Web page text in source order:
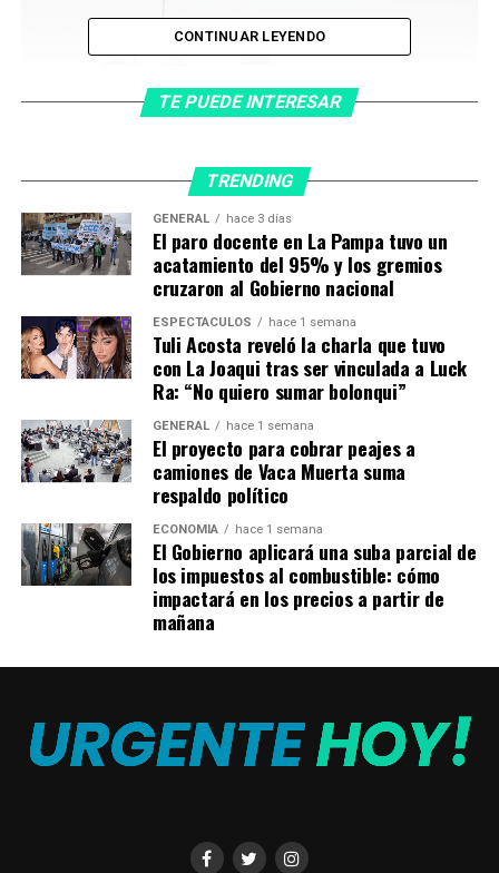
El teniente general Mohamed Hamdan Dagalo, jefe del
consejo militar y las Fuerzas de Apoyo Rápido (RSF), un
grupo paramilitar (REUTERS/Umit Bektas/Archivo)
Reunidos enJapón, los ministros de Relaciones
Exteriores del G7 urgieron en su declaración final
“detener inmediatamente la violencia (…) y devolver el
poder civil a Sudán”.
Su llamado se suma a las de laONU y Estados
por terminar con las hostilidades, pero los
combates continúan con hombres en uniforme de faena
y a veces con turbante continúan sembrando el terror
en Sudán.
El secretario de Estado estadounidense
CONTINUAR LEYENDO
TE PUEDE INTERESAR
TRENDING
GENERAL hace 3 días
El paro docente en La Pampa tuvo un
acatamiento del 95% y los gremios
cruzaron al Gobierno nacional
ESPECTÁCULOS hace 1 semana
Tuli Acosta reveló la charla que tuvo
con La Joaqui tras ser vinculada a Luck
Ra: “No quiero sumar bolonqui”
GENERAL hace 1 semana
El proyecto para cobrar peajes a
camiones de Vaca Muerta suma
respaldo político
ECONOMÍA hace 1 semana
El Gobierno aplicará una suba parcial de
los impuestos al combustible: cómo
impactará en los precios a partir de
mañana